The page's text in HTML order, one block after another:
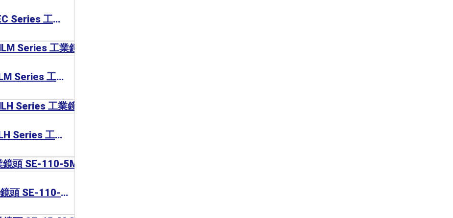
COMPUTAR TEC Series 工業鏡頭
COMPUTAR MLM Series 工業鏡頭
COMPUTAR MLH Series 工業鏡頭
CCS Lens 工業鏡頭 SE-110-5M Series